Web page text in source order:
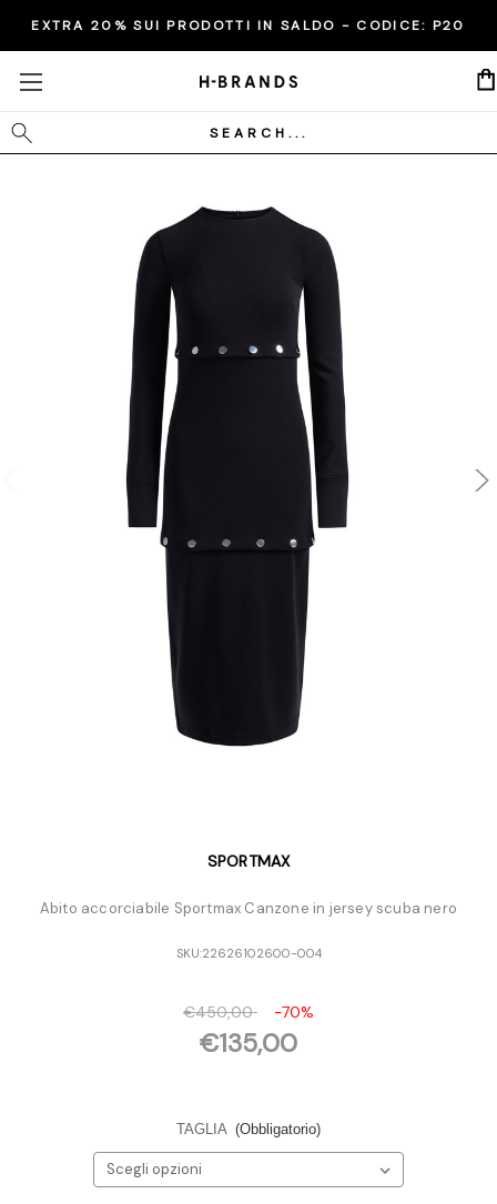
EXTRA 20% SUI PRODOTTI IN SALDO - CODICE: P20
Cerca
SPORTMAX
Abito accorciabile Sportmax Canzone in jersey scuba nero
SKU:22626102600-004
€450,00 -70%
€135,00
TAGLIA (Obbligatorio)